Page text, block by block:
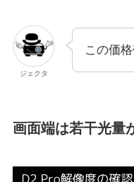
ジェクタ
この価
画面端は若干光量